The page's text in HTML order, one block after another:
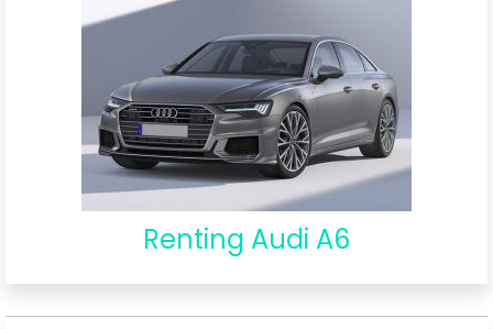
Renting Audi A6